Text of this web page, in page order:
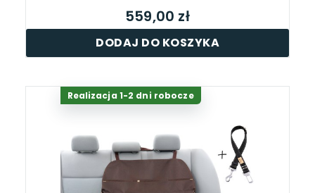
559,00 zł
DODAJ DO KOSZYKA
Realizacja 1-2 dni robocze